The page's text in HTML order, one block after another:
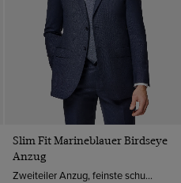
Slim Fit Marineblauer Birdseye
Anzug
Zweiteiler Anzug, feinste schurwolle